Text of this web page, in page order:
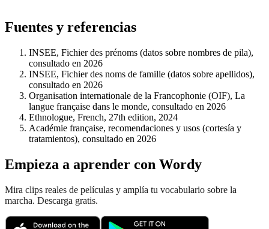
Fuentes y referencias
INSEE, Fichier des prénoms (datos sobre nombres de pila),
consultado en 2026
INSEE, Fichier des noms de famille (datos sobre apellidos),
consultado en 2026
Organisation internationale de la Francophonie (OIF), La
langue française dans le monde, consultado en 2026
Ethnologue, French, 27th edition, 2024
Académie française, recomendaciones y usos (cortesía y
tratamientos), consultado en 2026
Empieza a aprender con Wordy
Mira clips reales de películas y amplía tu vocabulario sobre la
marcha. Descarga gratis.